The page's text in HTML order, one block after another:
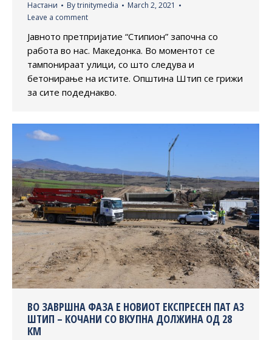
Настани Bytrinitymedia
March 2, 2021
Leave a comment
Јавното претпријатие “Стипион” започна со
работа во нас. Македонка. Во моментот се
тампонираат улици, со што следува и
бетонирање на истите. Општина Штип се грижи
за сите подеднакво.
ВО ЗАВРШНА ФАЗА Е НОВИОТ ЕКСПРЕСЕН ПАТ А3
ШТИП – КОЧАНИ СО ВКУПНА ДОЛЖИНА ОД 28
КМ